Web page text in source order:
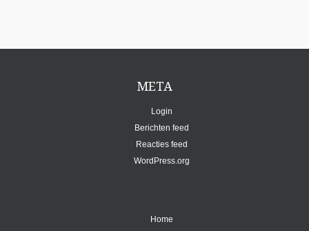
META
Login
Berichten feed
Reacties feed
WordPress.org
Home